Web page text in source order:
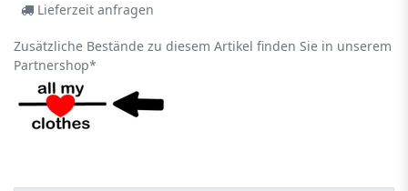
Lieferzeit anfragen
Zusätzliche Bestände zu diesem Artikel finden Sie in unserem
Partnershop*